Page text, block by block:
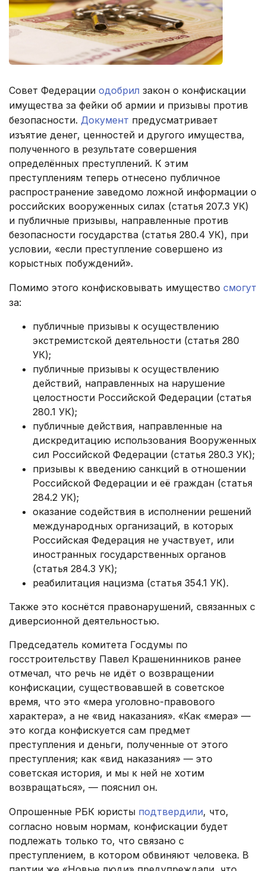
Совет Федерации одобрил закон о конфискации
имущества за фейки об армии и призывы против
безопасности. Документ предусматривает
изъятие денег, ценностей и другого имущества,
полученного в результате совершения
определённых преступлений. К этим
преступлениям теперь отнесено публичное
распространение заведомо ложной информации о
российских вооруженных силах (статья 207.3 УК)
и публичные призывы, направленные против
безопасности государства (статья 280.4 УК), при
условии, «если преступление совершено из
корыстных побуждений».
Помимо этого конфисковывать имущество смогут
за:
публичные призывы к осуществлению
экстремистской деятельности (статья 280
УК);
публичные призывы к осуществлению
действий, направленных на нарушение
целостности Российской Федерации (статья
280.1 УК);
публичные действия, направленные на
дискредитацию использования Вооруженных
сил Российской Федерации (статья 280.3 УК);
призывы к введению санкций в отношении
Российской Федерации и её граждан (статья
284.2 УК);
оказание содействия в исполнении решений
международных организаций, в которых
Российская Федерация не участвует, или
иностранных государственных органов
(статья 284.3 УК);
реабилитация нацизма (статья 354.1 УК).
Также это коснётся правонарушений, связанных с
диверсионной деятельностью.
Председатель комитета Госдумы по
госстроительству Павел Крашенинников ранее
отмечал, что речь не идёт о возвращении
конфискации, существовавшей в советское
время, что это «мера уголовно-правового
характера», а не «вид наказания». «Как «мера» —
это когда конфискуется сам предмет
преступления и деньги, полученные от этого
преступления; как «вид наказания» — это
советская история, и мы к ней не хотим
возвращаться», — пояснил он.
Опрошенные РБК юристы подтвердили, что,
согласно новым нормам, конфискации будет
подлежать только то, что связано с
преступлением, в котором обвиняют человека. В